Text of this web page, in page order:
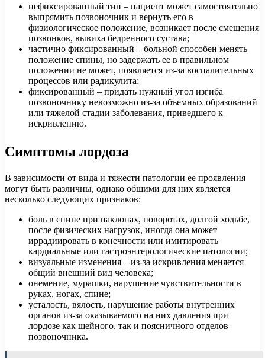
нефиксированный тип – пациент может самостоятельно
выпрямить позвоночник и вернуть его в
физиологическое положение, возникает после смещения
позвонков, вывиха бедренного сустава;
частично фиксированный – больной способен менять
положение спины, но задержать ее в правильном
положении не может, появляется из-за воспалительных
процессов или радикулита;
фиксированный – придать нужный угол изгиба
позвоночнику невозможно из-за объемных образований
или тяжелой стадии заболевания, приведшего к
искривлению.
Симптомы лордоза
В зависимости от вида и тяжести патологии ее проявления
могут быть различны, однако общими для них является
несколько следующих признаков:
боль в спине при наклонах, поворотах, долгой ходьбе,
после физических нагрузок, иногда она может
иррадиировать в конечности или имитировать
кардиальные или гастроэнтерологические патологии;
визуальные изменения – из-за искривления меняется
общий внешний вид человека;
онемение, мурашки, нарушение чувствительности в
руках, ногах, спине;
усталость, вялость, нарушение работы внутренних
органов из-за оказываемого на них давления при
лордозе как шейного, так и поясничного отделов
позвоночника.